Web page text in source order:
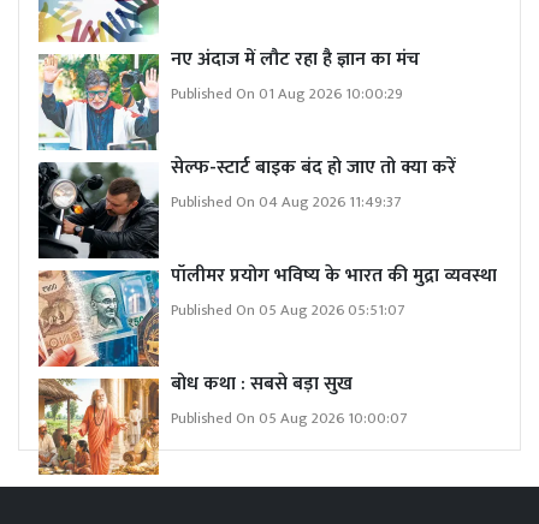
नए अंदाज में लौट रहा है ज्ञान का मंच
Published On 01 Aug 2026 10:00:29
सेल्फ-स्टार्ट बाइक बंद हो जाए तो क्या करें
Published On 04 Aug 2026 11:49:37
पॉलीमर प्रयोग भविष्य के भारत की मुद्रा व्यवस्था
Published On 05 Aug 2026 05:51:07
बोध कथा : सबसे बड़ा सुख
Published On 05 Aug 2026 10:00:07